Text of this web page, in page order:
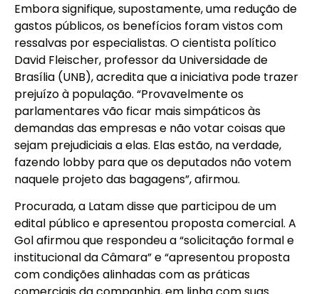
Embora signifique, supostamente, uma redução de
gastos públicos, os benefícios foram vistos com
ressalvas por especialistas. O cientista político
David Fleischer, professor da Universidade de
Brasília (UNB), acredita que a iniciativa pode trazer
prejuízo à população. “Provavelmente os
parlamentares vão ficar mais simpáticos às
demandas das empresas e não votar coisas que
sejam prejudiciais a elas. Elas estão, na verdade,
fazendo lobby para que os deputados não votem
naquele projeto das bagagens”, afirmou.
Procurada, a Latam disse que participou de um
edital público e apresentou proposta comercial. A
Gol afirmou que respondeu a “solicitação formal e
institucional da Câmara” e “apresentou proposta
com condições alinhadas com as práticas